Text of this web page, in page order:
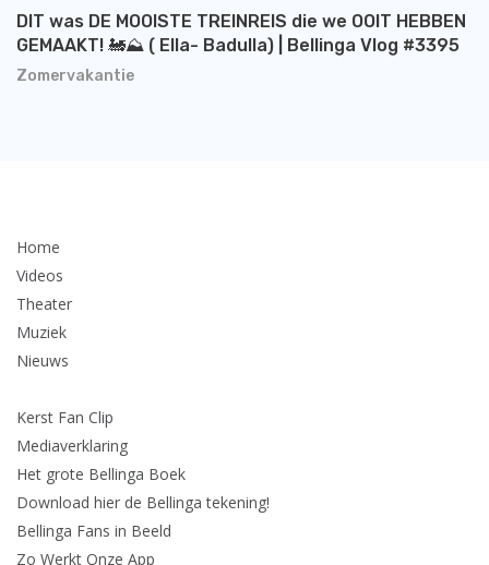
Zomervakantie
DIT was DE MOOISTE TREINREIS die we OOIT HEBBEN
GEMAAKT! 🚂⛰️ ( Ella- Badulla) | Bellinga Vlog #3395
Home
Videos
Theater
Muziek
Nieuws
Kerst Fan Clip
Mediaverklaring
Het grote Bellinga Boek
Download hier de Bellinga tekening!
Bellinga Fans in Beeld
Zo Werkt Onze App